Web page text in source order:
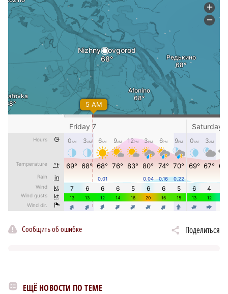
Сообщить об ошибке Поделиться
ЕЩЁ НОВОСТИ ПО ТЕМЕ